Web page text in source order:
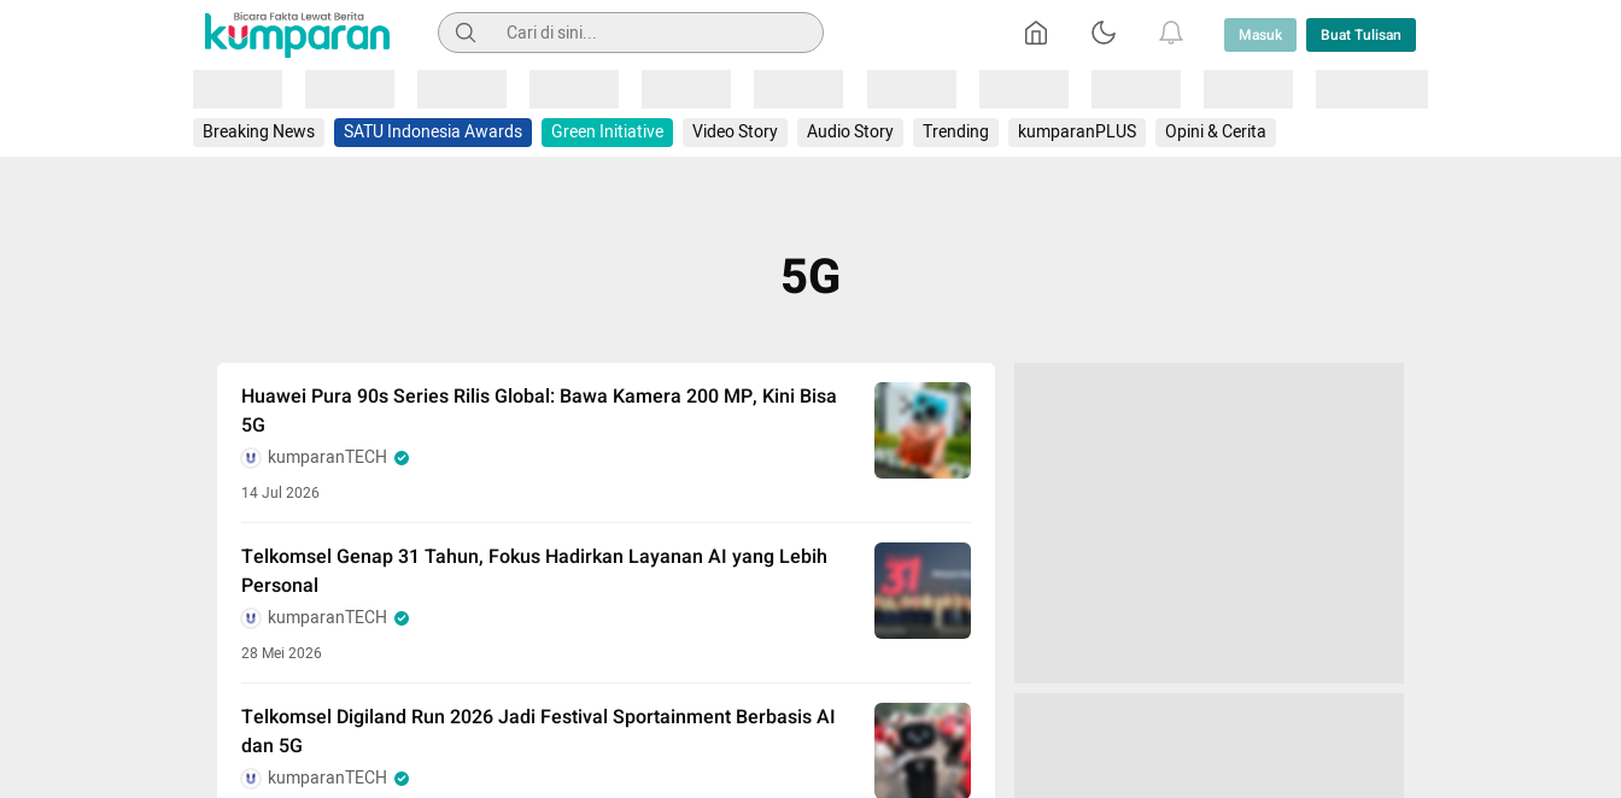
Pencarian Masuk Buat Tulisan
Breaking News SATU Indonesia Awards Green Initiative Video Story Audio Story Trending kumparanPLUS Opini & Cerita
5G
Huawei Pura 90s Series Rilis Global: Bawa Kamera 200 MP, Kini Bisa
5G
kumparanTECH
14 Jul 2026
Telkomsel Genap 31 Tahun, Fokus Hadirkan Layanan AI yang Lebih
Personal
kumparanTECH
28 Mei 2026
Telkomsel Digiland Run 2026 Jadi Festival Sportainment Berbasis AI
dan 5G
kumparanTECH